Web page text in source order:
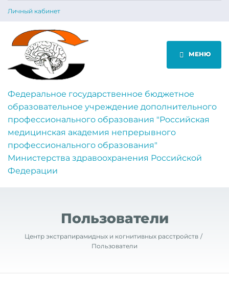
Личный кабинет
МЕНЮ
Федеральное государственное бюджетное
образовательное учреждение дополнительного
профессионального образования "Российская
медицинская академия непрерывного
профессионального образования"
Министерства здравоохранения Российской
Федерации
Пользователи
Центр экстрапирамидных и когнитивных расстройств
Пользователи